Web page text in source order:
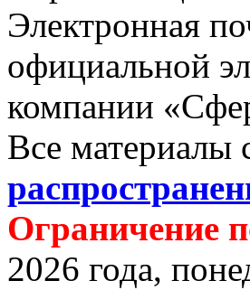
Электронная
официальной
компании
Все материалы
Ограничение
2026 года,